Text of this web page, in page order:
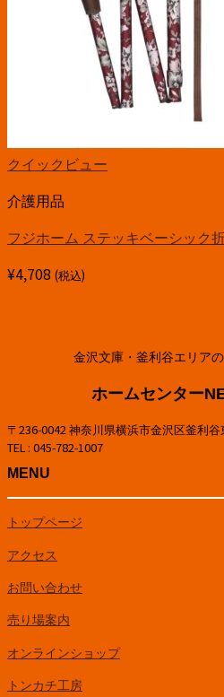
クイックビュー
介護用品
フジホーム ステッキベーシック
¥4,708 (税込)
金沢文庫・釜利谷エリア
ホームセンター
〒236-0042 神奈川県横浜市金沢区釜利谷
TEL : 045-782-1007
MENU
トップページ
アクセス
お問い合わせ
売り場案内
オンラインショップ
トンカチ工房